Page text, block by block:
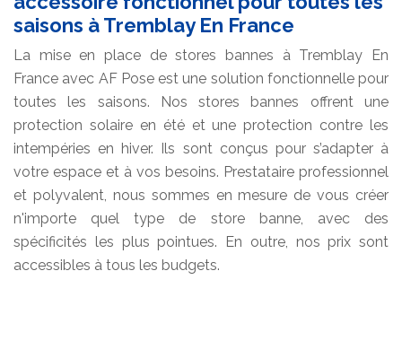
saisons à Tremblay En France
La mise en place de stores bannes à Tremblay En
France avec AF Pose est une solution fonctionnelle pour
toutes les saisons. Nos stores bannes offrent une
protection solaire en été et une protection contre les
intempéries en hiver. Ils sont conçus pour s’adapter à
votre espace et à vos besoins. Prestataire professionnel
et polyvalent, nous sommes en mesure de vous créer
n'importe quel type de store banne, avec des
spécificités les plus pointues. En outre, nos prix sont
accessibles à tous les budgets.